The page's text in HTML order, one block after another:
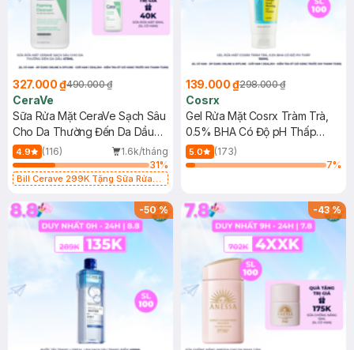
327.000 ₫490.000 ₫
CeraVe
Sữa Rửa Mặt CeraVe Sạch Sâu
Cho Da Thường Đến Da Dầu
473ml
4.9 (116)
1.6k/tháng
31%
Bill Cerave 299K Tặng Sữa Rửa
139.000 ₫298.000 ₫
Cosrx
Gel Rửa Mặt Cosrx Tràm Trà,
0.5% BHA Có Độ pH Thấp
150ml
5.0
(173)
7%
-50% -43%